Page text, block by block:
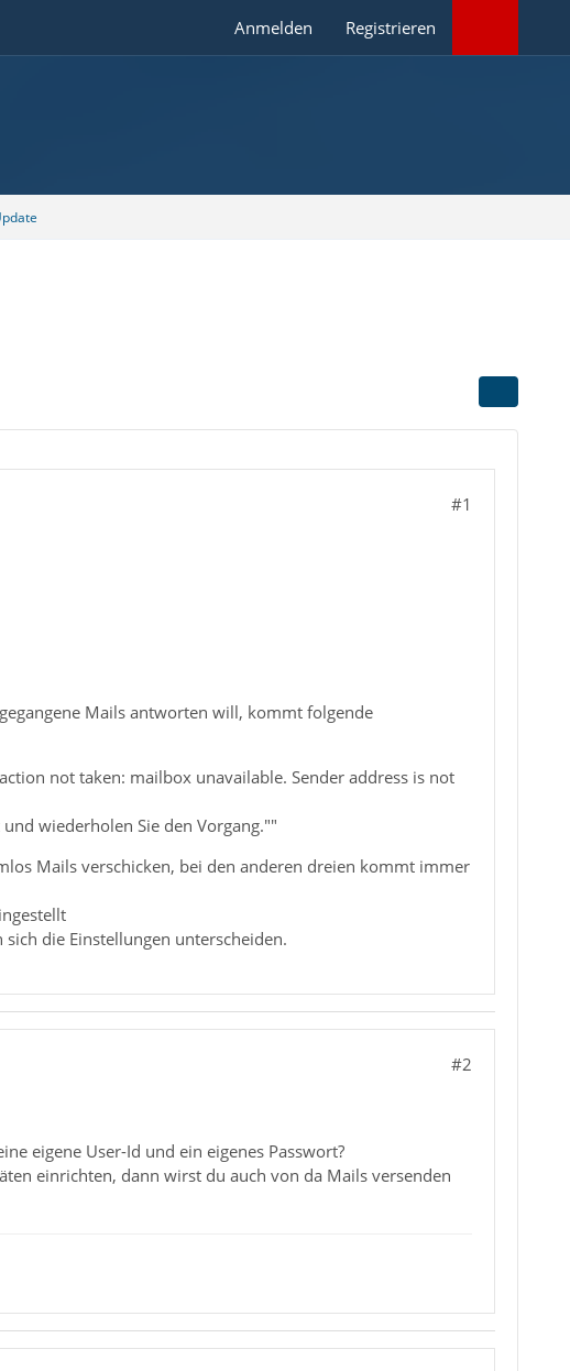
Anmelden Registrieren
#1
Mails antworten will, kommt folgende
not taken: mailbox unavailable. Sender address is not
wiederholen Sie den Vorgang.""
Mails verschicken, bei den anderen dreien kommt immer
die Einstellungen unterscheiden.
#2
eigene User-Id und ein eigenes Passwort?
einrichten, dann wirst du auch von da Mails versenden